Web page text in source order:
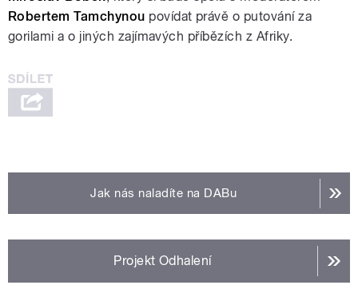
Robertem Tamchynou povídat právě o putování za
gorilami a o jiných zajímavých příbězích z Afriky.
Jak nás naladíte na DABu
Projekt Odhalení